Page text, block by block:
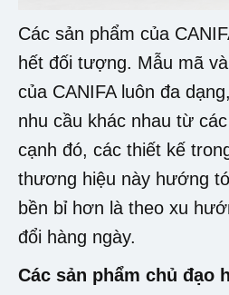
Các sản phẩm của
hết đối tượng. Mẫu mã
của CANIFA luôn đa
nhu cầu khác nhau từ
cạnh đó, các thiết kế
thương hiệu này hướng
bền bỉ hơn là theo xu
đổi hàng ngày.
Các sản phẩm chủ đạo